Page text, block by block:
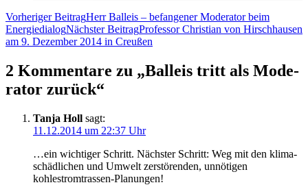
Beitragsnavigation
Vorheriger BeitragHerr Ball­eis – befan­ge­ner Mode­ra­tor beim
EnergiedialogNächster BeitragPro­fes­sor Chris­ti­an von Hirsch­hau­sen
am 9. Dezem­ber 2014 in Creußen
2 Kommentare zu „Ball­eis tritt als Mode­
ra­tor zurück“
Tanja Holl sagt:
11.12.2014 um 22:37 Uhr
…ein wich­ti­ger Schritt. Nächs­ter Schritt: Weg mit den kli­ma­
schäd­li­chen und Umwelt zer­stö­ren­den, unnö­ti­gen
kohlestromtrassen-Planungen!